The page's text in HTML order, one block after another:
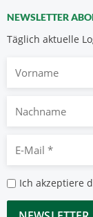
NEWSLETTER
Täglich aktuelle
Nachname
Mail
*
*
Ich akzeptiere
CAPTCHA